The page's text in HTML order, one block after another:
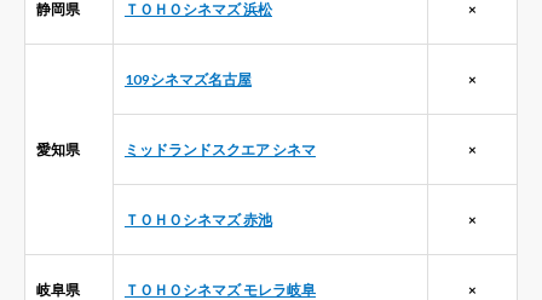
静岡県 ＴＯＨＯシネマズ 浜松 ×
愛知県
109シネマズ名古屋 ×
ミッドランドスクエア シネマ ×
ＴＯＨＯシネマズ 赤池 ×
岐阜県 ＴＯＨＯシネマズ モレラ岐阜 ×